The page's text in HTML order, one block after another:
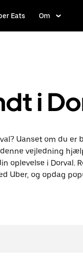
Eats Om
i
Uanset om du er
vejledning
oplevelse i Dorval.
Uber, og opdag